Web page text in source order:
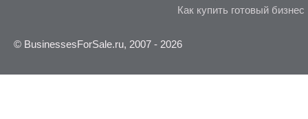
Как купить готовый бизнес
© BusinessesForSale.ru, 2007 - 2026